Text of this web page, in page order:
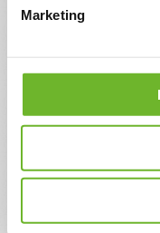
Marketing
Môj sen
chôdzi
Patrícia od
obrnou a